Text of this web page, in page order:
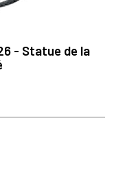
- Statue de la